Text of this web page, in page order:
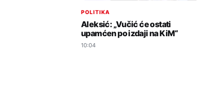
POLITIKA
Aleksić: „Vučić će ostati
upamćen po izdaji na KiM“
10:04